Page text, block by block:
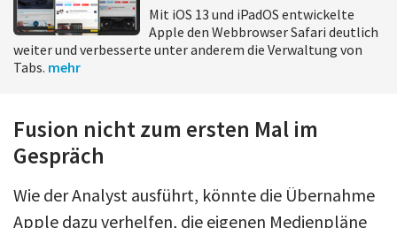
Mit iOS 13 und iPadOS entwickelte
Apple den Webbrowser Safari deutlich
weiter und verbesserte unter anderem die Verwaltung von
Tabs. mehr
Fusion nicht zum ersten Mal im
Gespräch
Wie der Analyst ausführt, könnte die Übernahme
Apple dazu verhelfen, die eigenen Medienpläne